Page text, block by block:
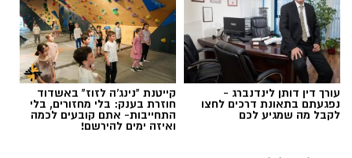
עורך דין דותן לינדנברג -
נפגעתם בתאונת דרכים לחצו
לקבל מה שמגיע לכם
קייטנת "נינג'ה לזוז" באשדוד
חוזרת בענק: בלי מחזורים, בלי
התחייבות- אתם קובעים לכמה
ואיזה ימים להירשם!